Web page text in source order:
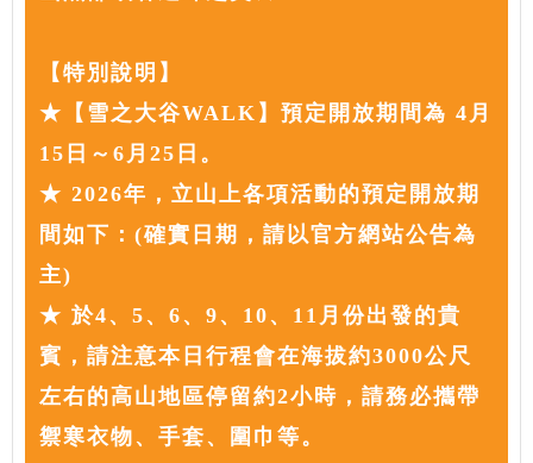
【特別說明】
★【雪之大谷WALK】預定開放期間為 4月
15日～6月25日。
★ 2026年，立山上各項活動的預定開放期
間如下：(確實日期，請以官方網站公告為
主)
★ 於4、5、6、9、10、11月份出發的貴
賓，請注意本日行程會在海拔約3000公尺
左右的高山地區停留約2小時，請務必攜帶
禦寒衣物、手套、圍巾等。